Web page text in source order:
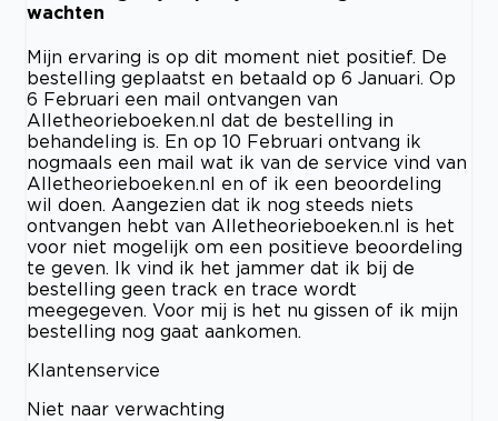
wachten
Mijn ervaring is op dit moment niet positief. De
bestelling geplaatst en betaald op 6 Januari. Op
6 Februari een mail ontvangen van
Alletheorieboeken.nl dat de bestelling in
behandeling is. En op 10 Februari ontvang ik
nogmaals een mail wat ik van de service vind van
Alletheorieboeken.nl en of ik een beoordeling
wil doen. Aangezien dat ik nog steeds niets
ontvangen hebt van Alletheorieboeken.nl is het
voor niet mogelijk om een positieve beoordeling
te geven. Ik vind ik het jammer dat ik bij de
bestelling geen track en trace wordt
meegegeven. Voor mij is het nu gissen of ik mijn
bestelling nog gaat aankomen.
Klantenservice
Niet naar verwachting